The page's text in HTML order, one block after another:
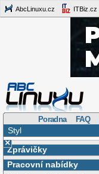
AbcLinuxu.cz ITBiz.cz
Poradna FAQ
Styl
×
Zprávičky
Pracovní nabídky